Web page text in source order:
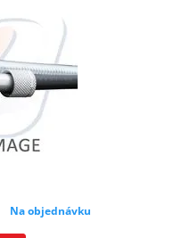
Na objednávku